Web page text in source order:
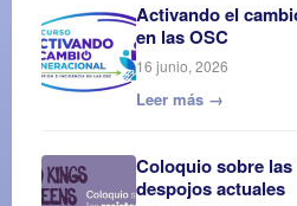
Activando el
en las OSC
16 junio, 2026
Leer más →
Coloquio sobre
despojos actuales